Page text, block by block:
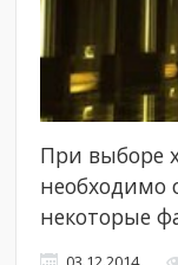
При выборе
необходимо
некоторые